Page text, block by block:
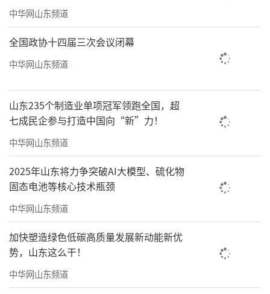
韵味，它们静默不语，只待慧眼识珠的“伯
乐”。
中华网山东频道
全国政协十四届三次会议闭幕
中华网山东频道
山东235个制造业单项冠军领跑全国，超
七成民企参与打造中国向“新”力！
中华网山东频道
2025年山东将力争突破AI大模型、硫化物
固态电池等核心技术瓶颈
中华网山东频道
加快塑造绿色低碳高质量发展新动能新优
势，山东这么干！
中华网山东频道